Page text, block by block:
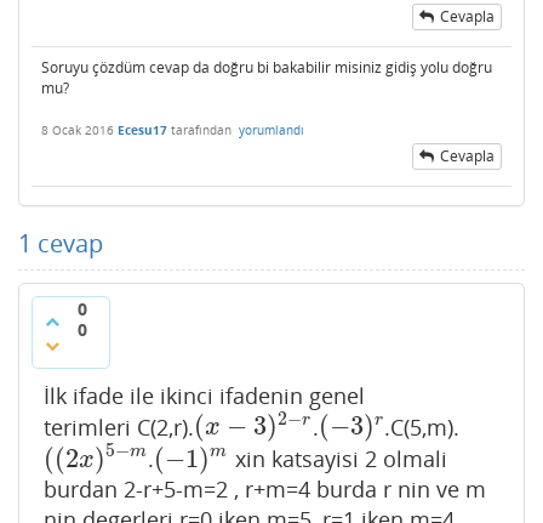
Cevapla
Soruyu çözdüm cevap da doğru bi bakabilir misiniz gidiş yolu doğru
mu?
8 Ocak 2016 Ecesu17 tarafından yorumlandı
Cevapla
1 cevap
0
0
İlk ifade ile ikinci ifadenin genel
terimleri C(2,r).(x − 3)2−r
(x− 3)2 −r .(−3)r
(−3)r .C(5,m).
((2x)5−m
(( 2x)5−m .(−1)m
(−1)m
xin katsayisi 2 olmali
burdan 2-r+5-m=2 , r+m=4 burda r nin ve m